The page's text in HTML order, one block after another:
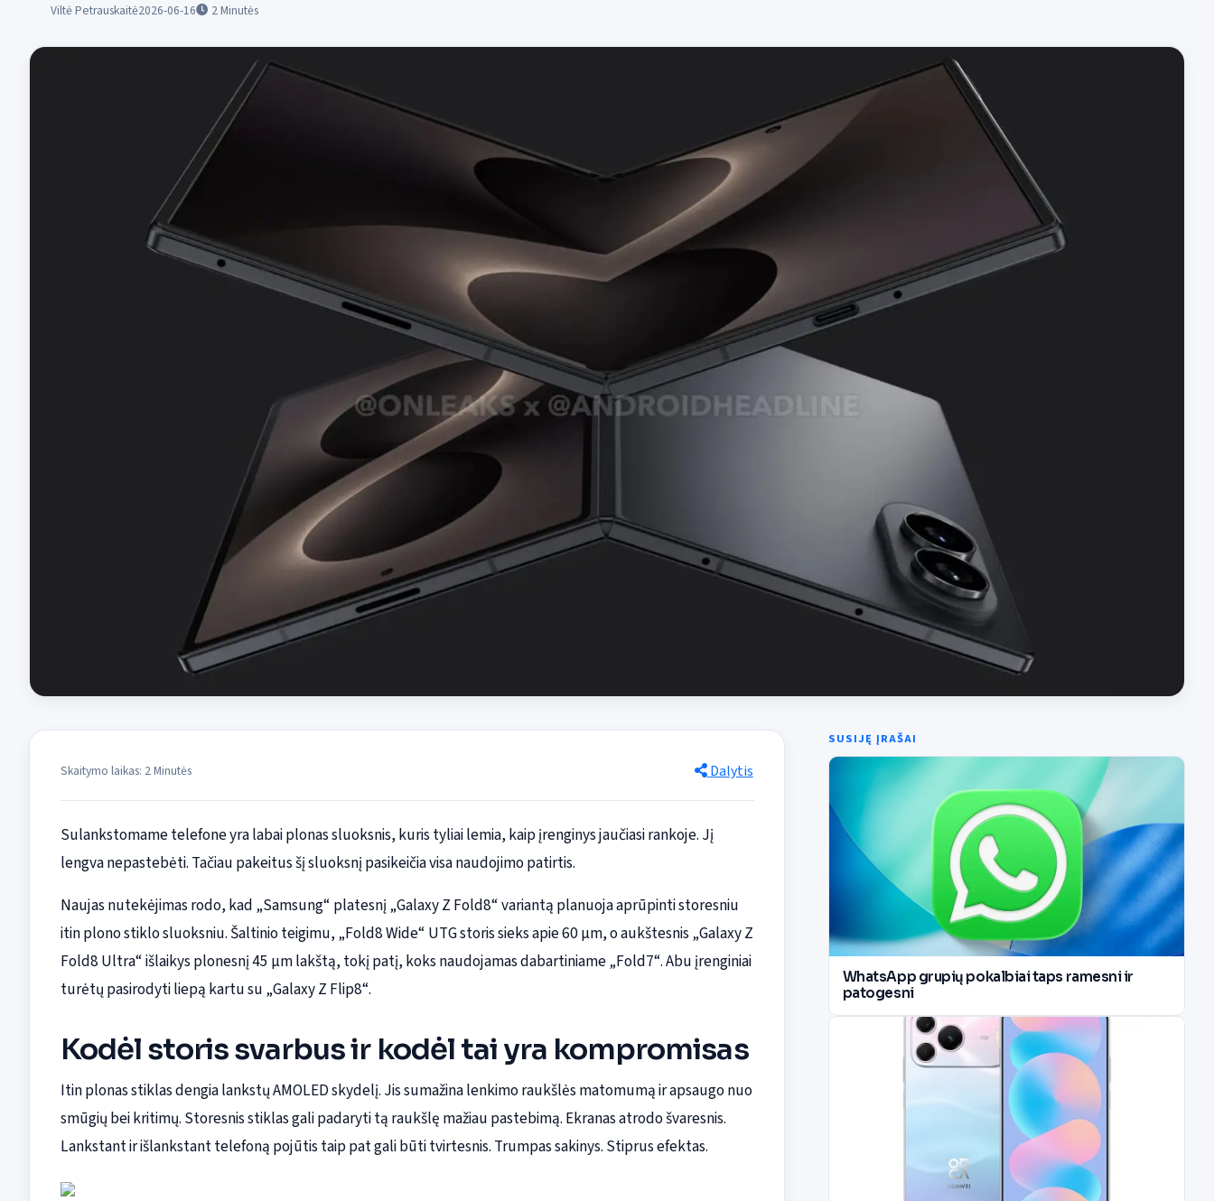
Viltė Petrauskaitė2026-06-16 2Minutės
Skaitymo laikas: 2 Minutės Dalytis
Sulankstomame telefone yra labai plonas sluoksnis, kuris tyliai lemia, kaip įrenginys jaučiasi rankoje. Jį
lengva nepastebėti. Tačiau pakeitus šį sluoksnį pasikeičia visa naudojimo patirtis.
Naujas nutekėjimas rodo, kad „Samsung“ platesnį „Galaxy Z Fold8“ variantą planuoja aprūpinti storesniu
itin plono stiklo sluoksniu. Šaltinio teigimu, „Fold8 Wide“ UTG storis sieks apie 60 µm, o aukštesnis „Galaxy Z
Fold8 Ultra“ išlaikys plonesnį 45 µm lakštą, tokį patį, koks naudojamas dabartiniame „Fold7“. Abu įrenginiai
turėtų pasirodyti liepą kartu su „Galaxy Z Flip8“.
Kodėl storis svarbus ir kodėl tai yra kompromisas
Itin plonas stiklas dengia lankstų AMOLED skydelį. Jis sumažina lenkimo raukšlės matomumą ir apsaugo nuo
smūgių bei kritimų. Storesnis stiklas gali padaryti tą raukšlę mažiau pastebimą. Ekranas atrodo švaresnis.
Lankstant ir išlankstant telefoną pojūtis taip pat gali būti tvirtesnis. Trumpas sakinys. Stiprus efektas.
SUSIJĘ ĮRAŠAI
WhatsApp grupių pokalbiai taps ramesni ir
patogesni